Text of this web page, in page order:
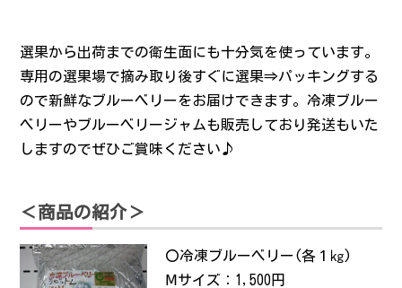
選果から出荷までの衛生面にも十分気を使っています。
専用の選果場で摘み取り後すぐに選果⇒パッキングする
ので新鮮なブルーベリーをお届けできます。冷凍ブルー
ベリーやブルーベリージャムも販売しており発送もいた
しますのでぜひご賞味ください♪
＜商品の紹介＞
〇冷凍ブルーベリー(各１㎏)
Ⅿサイズ：1,500円